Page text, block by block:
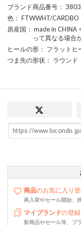
ブランド商品番号 ：
色 ： FTWWHT/CARDBO
原産国 ： made in
って異なる場合
ヒールの形 ： フラットヒ
つま先の形状 ： ラウンド
商品のお気に入り
再入荷やセール開始、
マイブランドの登録
新商品やセール等、ブ